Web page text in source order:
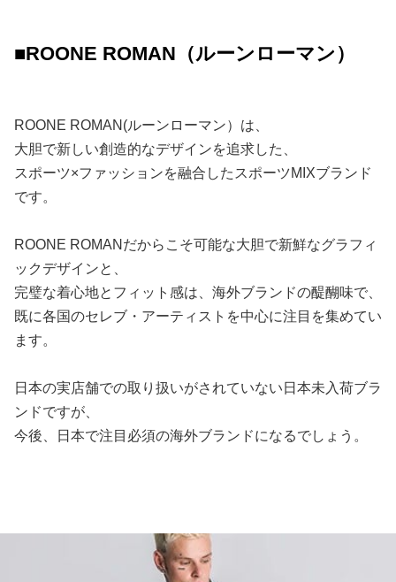
■ROONE ROMAN（ルーンローマン）
ROONE ROMAN(ルーンローマン）は、
大胆で新しい創造的なデザインを追求した、
スポーツ×ファッションを融合したスポーツMIXブランド
です。
ROONE ROMANだからこそ可能な大胆で新鮮なグラフィ
ックデザインと、
完璧な着心地とフィット感は、海外ブランドの醍醐味で、
既に各国のセレブ・アーティストを中心に注目を集めてい
ます。
日本の実店舗での取り扱いがされていない日本未入荷ブラ
ンドですが、
今後、日本で注目必須の海外ブランドになるでしょう。